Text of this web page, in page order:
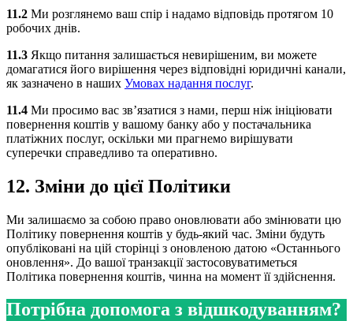
11.2 Ми розглянемо ваш спір і надамо відповідь протягом 10
робочих днів.
11.3 Якщо питання залишається невирішеним, ви можете
домагатися його вирішення через відповідні юридичні канали,
як зазначено в наших Умовах надання послуг.
11.4 Ми просимо вас зв’язатися з нами, перш ніж ініціювати
повернення коштів у вашому банку або у постачальника
платіжних послуг, оскільки ми прагнемо вирішувати
суперечки справедливо та оперативно.
12. Зміни до цієї Політики
Ми залишаємо за собою право оновлювати або змінювати цю
Політику повернення коштів у будь-який час. Зміни будуть
опубліковані на цій сторінці з оновленою датою «Останнього
оновлення». До вашої транзакції застосовуватиметься
Політика повернення коштів, чинна на момент її здійснення.
Потрібна допомога з відшкодуванням?